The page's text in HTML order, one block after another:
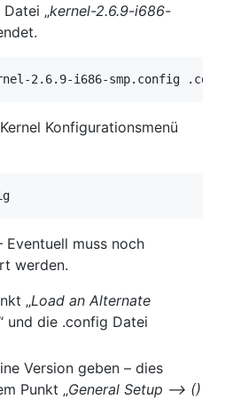
„kernel-2.6.9-i686-
2.6.9-i686-smp.config
Konfigurationsmenü
Eventuell muss noch
werden.
„Load an Alternate
und die .config Datei
Version geben – dies
Punkt „General Setup —> ()